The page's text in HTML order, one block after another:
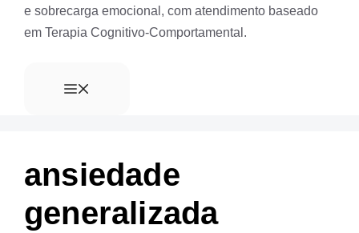
e sobrecarga emocional, com atendimento baseado
em Terapia Cognitivo-Comportamental.
ansiedade
generalizada